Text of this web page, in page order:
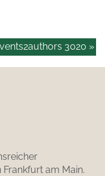
3020 »
am Main.